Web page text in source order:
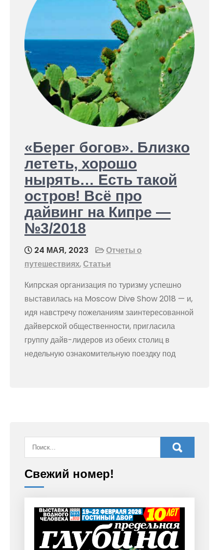
«Берег богов». Близко
лететь, хорошо
нырять… Есть такой
остров! Всё про
дайвинг на Кипре —
№3/2018
24 МАЯ, 2023
Отчеты о
путешествиях,Статьи
Кипрская организация по туризму успешно
выставилась на Moscow Dive Show 2018 — и,
идя навстречу пожеланиям заинтересованной
дайверской общественности, пригласила
группу дайв-лидеров из обеих столиц в
недельную ознакомительную поездку под
Свежий номер!